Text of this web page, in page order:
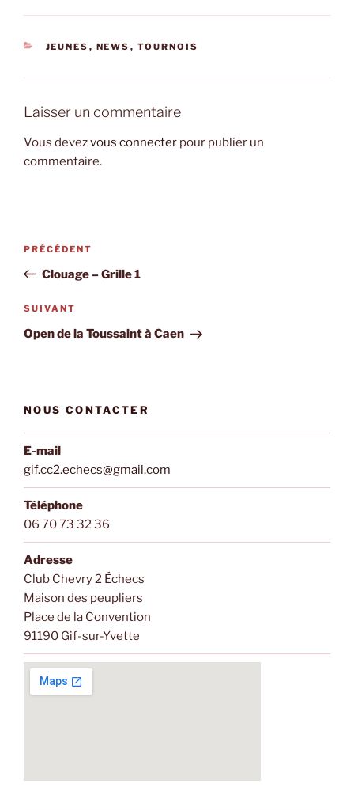
CATÉGORIES
JEUNES , NEWS , TOURNOIS
Laisser un commentaire
Vous devezvous connecter pour publier un
commentaire.
Navigation
l’article
Article
précédent
PRÉCÉDENT
Clouage – Grille 1
Article
suivant
SUIVANT
Open de la Toussaint à Caen
NOUS CONTACTER
E-mail
gif.cc2.echecs@gmail.com
Téléphone
06 70 73 32 36
Adresse
Club Chevry 2 Échecs
Maison des peupliers
Place de la Convention
91190 Gif-sur-Yvette